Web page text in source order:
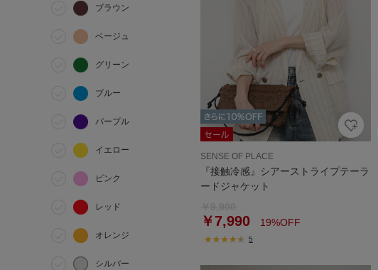
ブラウン
ベージュ
グリーン
ブルー
パープル
イエロー
ピンク
レッド
オレンジ
シルバー
SENSE OF PLACE
『接触冷感』シアーストライプテーラ
ードジャケット
￥7,990 19%OFF
5